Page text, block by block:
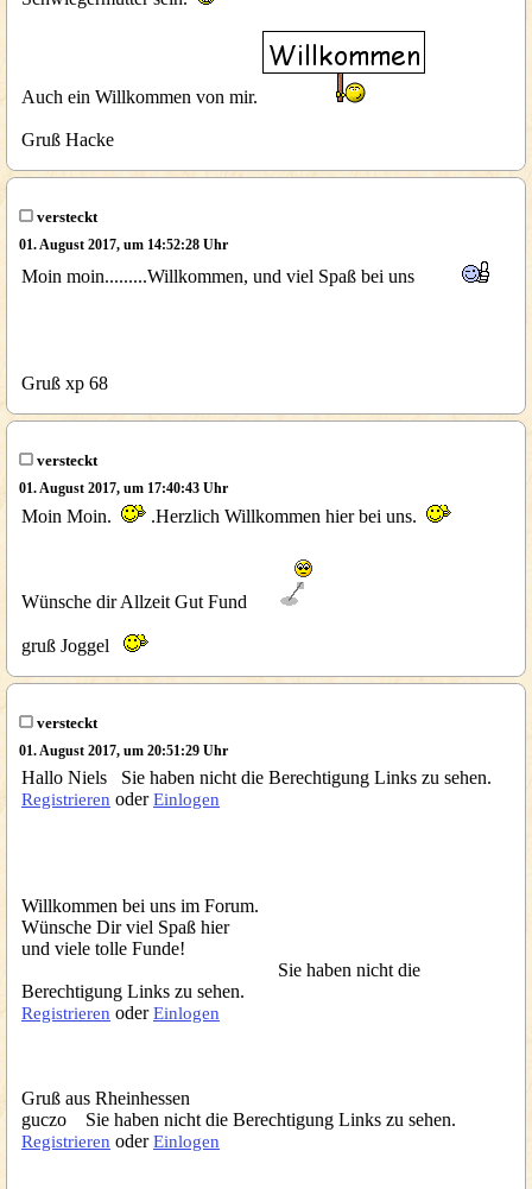
Auch ein Willkommen von mir.
Gruß Hacke
versteckt
01. August 2017, um 14:52:28 Uhr
Moin moin.........Willkommen, und viel Spaß bei uns
Gruß xp 68
versteckt
01. August 2017, um 17:40:43 Uhr
Moin Moin. .Herzlich Willkommen hier bei uns.
Wünsche dir Allzeit Gut Fund
gruß Joggel
versteckt
01. August 2017, um 20:51:29 Uhr
Hallo Niels Sie haben nicht die Berechtigung Links zu sehen.
Registrieren oderEinlogen
Willkommen bei uns im Forum.
Wünsche Dir viel Spaß hier
und viele tolle Funde!
Sie haben nicht die
Berechtigung Links zu sehen.
Registrieren oderEinlogen
Gruß aus Rheinhessen
guczo Sie haben nicht die Berechtigung Links zu sehen.
Registrieren oderEinlogen